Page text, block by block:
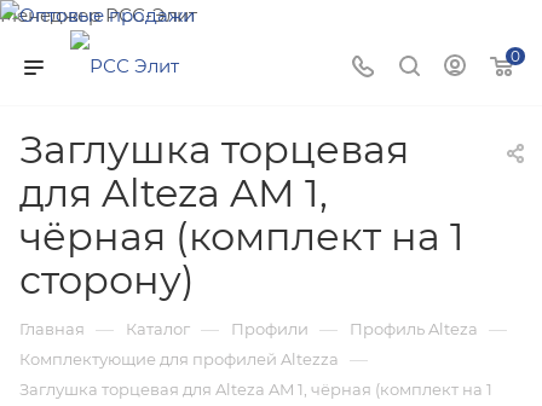
Менеджер РСС-Элит
Напишите нам и мы поможем подобрать товар именно
для Вас!
0
Заглушка торцевая
для Alteza AM 1,
чёрная (комплект на 1
сторону)
Главная — Каталог — Профили — Профиль Alteza —
Комплектующие для профилей Altezza —
Заглушка торцевая для Alteza AM 1, чёрная (комплект на 1